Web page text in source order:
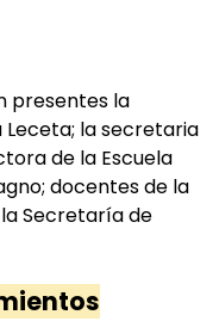
presentes la
Leceta; la secretaria
de la Escuela
docentes de la
Secretaría de